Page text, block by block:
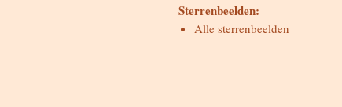
Sterrenbeelden:
Alle sterrenbeelden